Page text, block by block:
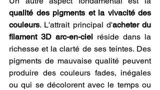
qualité des pigments et la vivacité des
couleurs. L'attrait principal d'acheter du
filament 3D arc-en-ciel réside dans la
richesse et la clarté de ses teintes. Des
pigments de mauvaise qualité peuvent
produire des couleurs fades, inégales
ou qui se décolorent avec le temps ou